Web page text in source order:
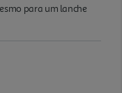
para um lanche